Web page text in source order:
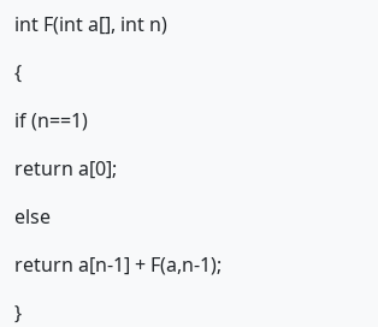
int F(int a[], int n)
{
if (n==1)
return a[0];
else
return a[n-1] + F(a,n-1);
}